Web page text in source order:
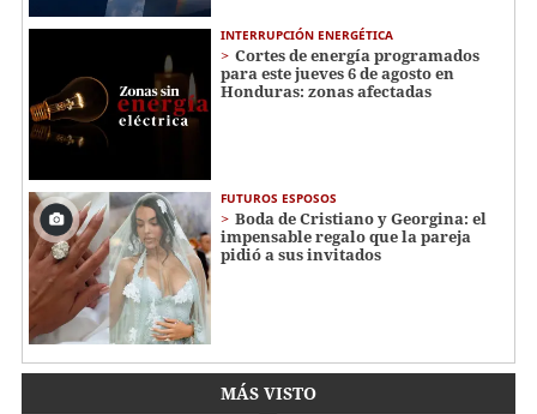
INTERRUPCIÓN ENERGÉTICA
Cortes de energía programados
para este jueves 6 de agosto en
Honduras: zonas afectadas
FUTUROS ESPOSOS
Boda de Cristiano y Georgina: el
impensable regalo que la pareja
pidió a sus invitados
MÁS VISTO